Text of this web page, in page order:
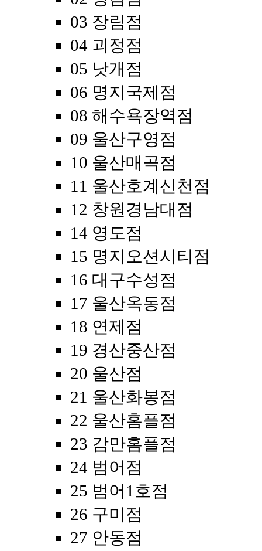
03 장림점
04 괴정점
05 낫개점
06 명지국제점
08 해수욕장역점
09 울산구영점
10 울산매곡점
11 울산호계신천점
12 창원경남대점
14 영도점
15 명지오션시티점
16 대구수성점
17 울산옥동점
18 연제점
19 경산중산점
20 울산점
21 울산화봉점
22 울산홈플점
23 감만홈플점
24 범어점
25 범어1호점
26 구미점
27 안동점